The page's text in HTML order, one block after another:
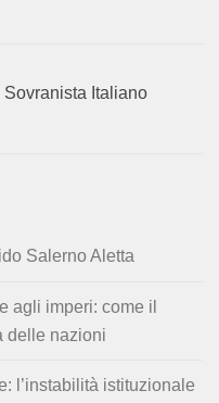
Sovranista Italiano
Salerno Aletta
agli imperi: come il
delle nazioni
l’instabilità istituzionale